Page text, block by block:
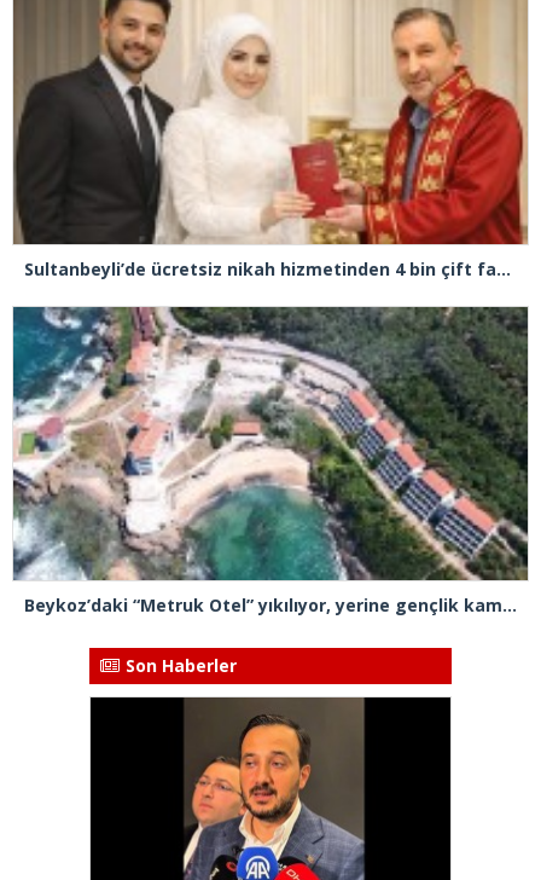
Sultanbeyli’de ücretsiz nikah hizmetinden 4 bin çift faydalandı
Beykoz’daki “Metruk Otel” yıkılıyor, yerine gençlik kampı yapılması planlanıyor
Son Haberler